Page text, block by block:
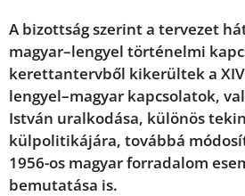
A bizottság szerint a tervezet
magyar–lengyel történelmi
kerettantervből kikerültek a
lengyel–magyar kapcsolatok,
István uralkodása, különös
külpolitikájára, továbbá
1956-os magyar forradalom
bemutatása is.